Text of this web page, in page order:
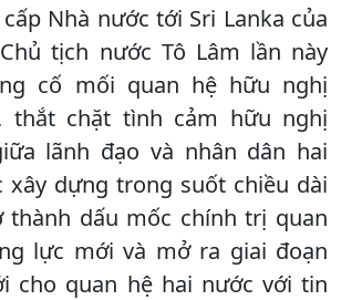
Nhà nước tới Sri Lanka của
tịch nước Tô Lâm lần này
cố mối quan hệ hữu nghị
thắt chặt tình cảm hữu nghị
lãnh đạo và nhân dân hai
xây dựng trong suốt chiều dài
thành dấu mốc chính trị quan
lực mới và mở ra giai đoạn
cho quan hệ hai nước với tin